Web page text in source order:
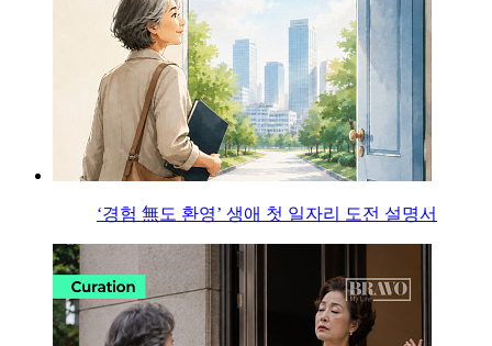
‘경험 無도 환영’ 생애 첫 일자리 도전 설명서